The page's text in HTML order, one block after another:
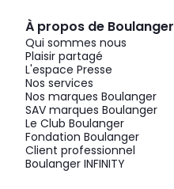
À propos de Boulanger
Qui sommes nous
Plaisir partagé
L'espace Presse
Nos services
Nos marques Boulanger
SAV marques Boulanger
Le Club Boulanger
Fondation Boulanger
Client professionnel
Boulanger INFINITY